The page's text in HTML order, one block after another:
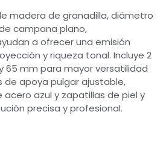
madera de granadilla, diámetro
campana plano,
a ofrecer una emisión
y riqueza tonal. Incluye 2
65 mm para mayor versatilidad
de apoya pulgar ajustable,
azul y zapatillas de piel y
precisa y profesional.